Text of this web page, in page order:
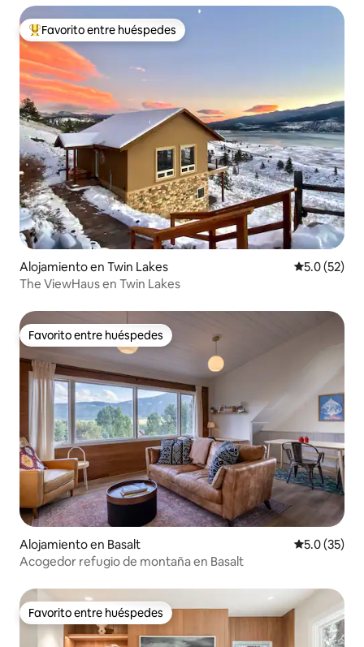
Favorito entre huéspedes preferido
Favorito entre huéspedes
Alojamiento en Twin Lakes Calificación
5.0 (52)
The ViewHaus en Twin Lakes
Favorito entre huéspedes
Favorito entre huéspedes
Alojamiento en Basalt Calificación
5.0 (35)
Acogedor refugio de montaña en Basalt
Favorito entre huéspedes
Favorito entre huéspedes